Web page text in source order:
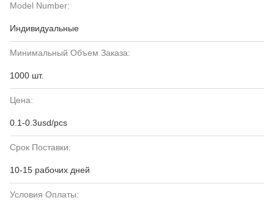
Model Number:
Индивидуальные
Минимальный Объем Заказа:
1000 шт.
Цена:
0.1-0.3usd/pcs
Срок Поставки:
10-15 рабочих дней
Условия Оплаты: